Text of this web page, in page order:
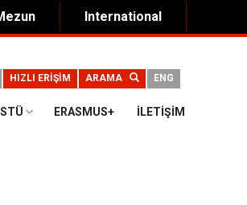
International
ENG
ARAMA
HIZLI ERİŞİM
ERASMUS+ İLETIŞIM